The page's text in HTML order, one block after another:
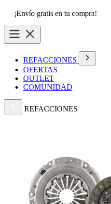
¡Envío gratis en tu compra!
REFACCIONES
OFERTAS
OUTLET
COMUNIDAD
REFACCIONES